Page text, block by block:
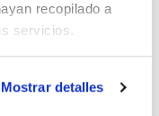
recopilado a
servicios.
Mostrar detalles
de datos.